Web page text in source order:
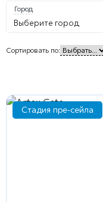
Город
Выберите город
Сортировать по:
Стадия пре-сейла